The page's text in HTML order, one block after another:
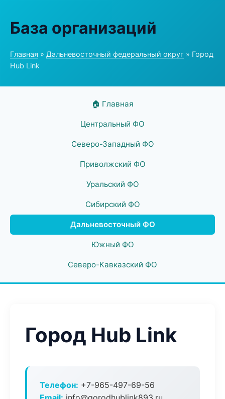
База организаций
Главная » Дальневосточный федеральный округ » Город
Hub Link
🏠 Главная
Центральный ФО
Северо-Западный ФО
Приволжский ФО
Уральский ФО
Сибирский ФО
Дальневосточный ФО
Южный ФО
Северо-Кавказский ФО
Город Hub Link
Телефон: +7-965-497-69-56